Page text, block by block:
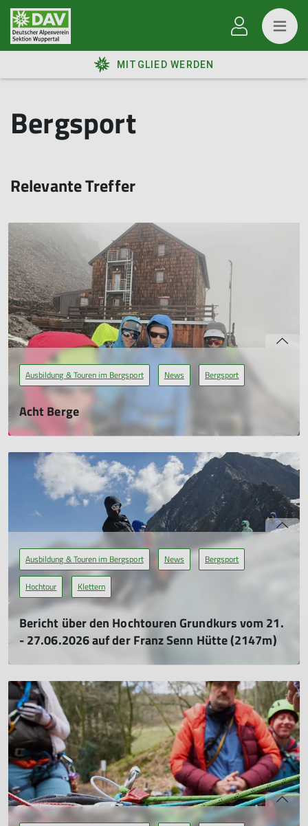
MITGLIED WERDEN
Bergsport
Relevante Treffer
Ausbildung & Touren im Bergsport News Bergsport
Acht Berge
Bericht über die Gemeinschaftstour in den Stubaier Alpen
Die Stubaier Alpen sind ein in jeder Hinsicht lohnendes
Hochtourenziel.
mehr erfahren
Ausbildung & Touren im Bergsport News Bergsport
Hochtour Klettern
Bericht über den Hochtouren Grundkurs vom 21.
- 27.06.2026 auf der Franz Senn Hütte (2147m)
05.07.2026
„Bitte platz nicht“, das war mein Hauptgedanke, als ich
zusätzlich noch Helm, Steigeisen und Eispickel außen am
Rucksack verstaute. Aber nichts dergleichen geschah und so
konnten wir am Morgen des 21.06. Richtung Stubaier Alpen
aufbrechen.
mehr erfahren